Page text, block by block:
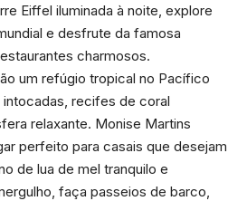
Eiffel iluminada à noite, explore
e desfrute da famosa
charmosos.
um refúgio tropical no Pacífico
recifes de coral
relaxante. Monise Martins
perfeito para casais que desejam
de lua de mel tranquilo e
faça passeios de barco,